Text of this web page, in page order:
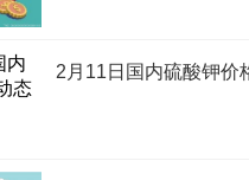
2月11日国内硫酸钾价